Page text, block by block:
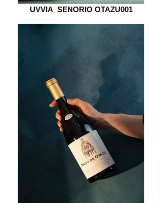
UVVIA_SENORIO OTAZU001